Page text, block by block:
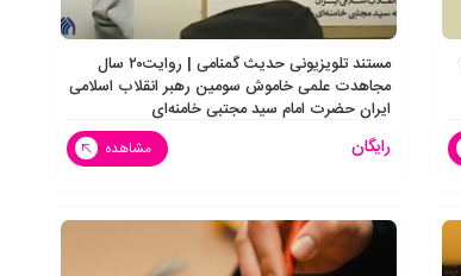
مستند تلویزیونی حدیث گمنامی | روایت۲۰ سال
مجاهدت علمی خاموش سومین رهبر انقلاب اسلامی
ایران حضرت امام سید مجتبی خامنه‌ای
رایگان مشاهده